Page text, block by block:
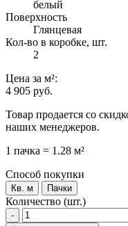
белый
Поверхность
Глянцевая
Кол-во в коробке, шт.
2
Цена за м²:
4 905 руб.
Товар продается со
наших менеджеров.
1 пачка = 1.28 м²
Способ покупки
Кв. м Пачки
Количество (шт.)
-